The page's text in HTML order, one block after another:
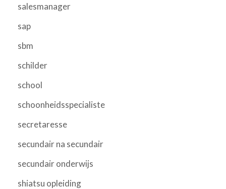
salesmanager
sap
sbm
schilder
school
schoonheidsspecialiste
secretaresse
secundair na secundair
secundair onderwijs
shiatsu opleiding